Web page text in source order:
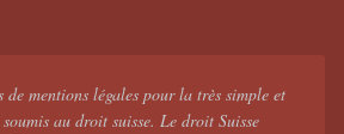
de mentions légales pour la très simple et
au droit suisse. Le droit Suisse